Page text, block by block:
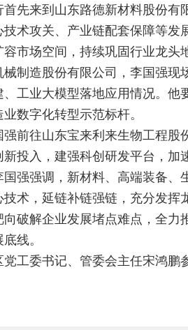
先来到山东路德新材料股份
术攻关、产业链配套保障等
市场空间，持续巩固行业龙头
制造股份有限公司，李国强现
工业大模型落地应用情况。
数字化转型示范标杆。
强前往山东宝来利来生物工程
投入，建强科创研发平台，加
强强调，新材料、高端装备
术，延链补链强链，充分发
破解企业发展堵点难点，全
线。
工委书记、管委会主任宋鸿鹏